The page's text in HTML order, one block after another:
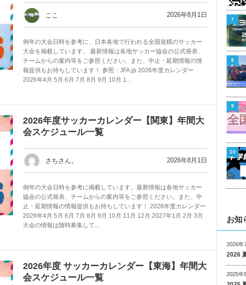
ここ 2026年8月1日
例年の大会日時を参考に、日本各地で行われる全国規模のサッカー
大会を掲載しています。 最新情報は各地サッカー協会の公式発表、
チームからの案内等をご参照ください。また、中止・延期情報の情
報提供もお待ちしています！ 参照：JFA.jp 2026年度カレンダー
2026年4月 5月 6月 7月 8月 9月 10月 1...
2026年度サッカーカレンダー【関東】年間大
会スケジュール一覧
さちさん。 2026年8月1日
例年の大会日時を参考に掲載しています。最新情報は各地サッカー
協会の公式発表、チームからの案内等をご参照ください。また、中
止・延期情報の情報提供もお待ちしています！ 2026年度カレンダー
2026年4月 5月 6月 7月 8月 9月 10月 11月 12月 2027年1月 2月 3月
大会の情報は随時募集して...
2026年度 サッカーカレンダー【東海】年間大
会スケジュール一覧
7
8
9
10
お知
2026年
2026
2025年